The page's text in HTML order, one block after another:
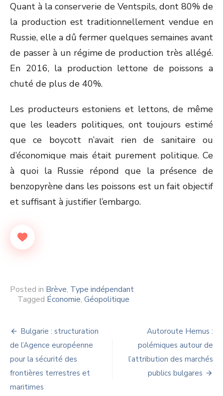
Quant à la conserverie de Ventspils, dont 80% de
la production est traditionnellement vendue en
Russie, elle a dû fermer quelques semaines avant
de passer à un régime de production très allégé.
En 2016, la production lettone de poissons a
chuté de plus de 40%.
Les producteurs estoniens et lettons, de même
que les leaders politiques, ont toujours estimé
que ce boycott n’avait rien de sanitaire ou
d’économique mais était purement politique. Ce
à quoi la Russie répond que la présence de
benzopyrène dans les poissons est un fait objectif
et suffisant à justifier l’embargo.
Posted in Brève, Type indépendant
Tagged Économie, Géopolitique
Navigation
de
l’article
Bulgarie : structuration
de l’Agence européenne
pour la sécurité des
frontières terrestres et
maritimes
Autoroute Hemus :
polémiques autour de
l’attribution des marchés
publics bulgares